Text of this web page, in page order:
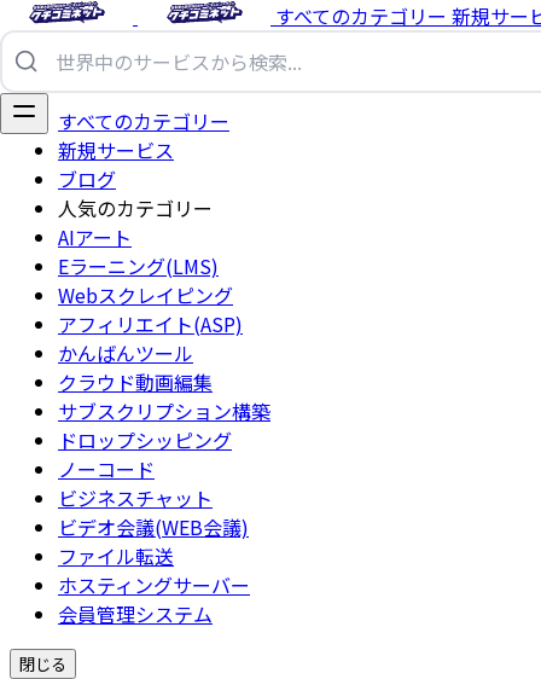
すべてのカテゴリー 新規サー
すべてのカテゴリー
新規サービス
ブログ
人気のカテゴリー
AIアート
Eラーニング(LMS)
Webスクレイピング
アフィリエイト(ASP)
かんばんツール
クラウド動画編集
サブスクリプション構築
ドロップシッピング
ノーコード
ビジネスチャット
ビデオ会議(WEB会議)
ファイル転送
ホスティングサーバー
会員管理システム
閉じる